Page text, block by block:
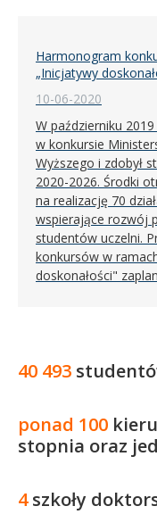
Harmonogram
„Inicjatywy
10-06-2020
W październiku
w konkursie
Wyższego i zdobył
2020-2026. Środki
na realizację 70
wspierające rozwój
studentów uczelni.
konkursów w
doskonałości"
40 493
ponad 100
stopnia oraz
4szkoły